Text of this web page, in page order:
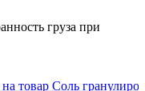
груза при